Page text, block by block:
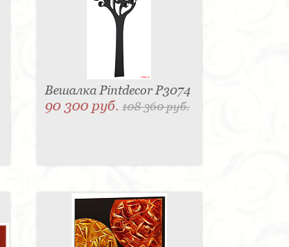
Вешалка Pintdecor P3074
90 300 руб.108 360 руб.